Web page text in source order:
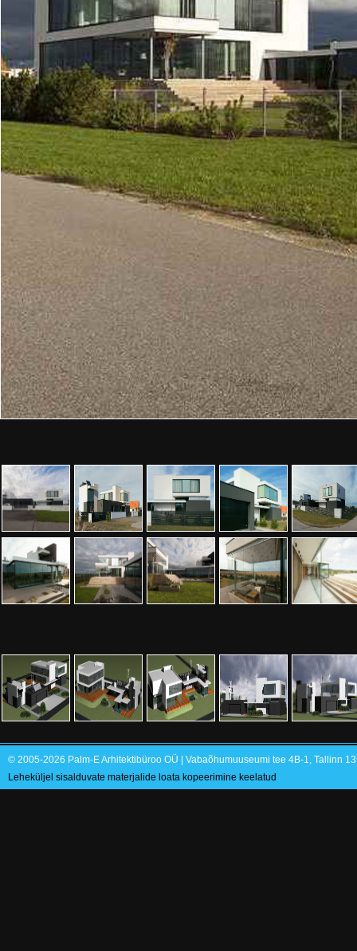
© 2005-2026 Palm-E Arhitektibüroo OÜ | Vabaõhumuuseumi tee 4B-1, Tallinn
Leheküljel sisalduvate materjalide loata kopeerimine keelatud